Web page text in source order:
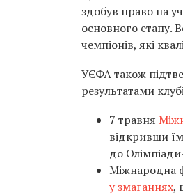
здобув право на
основного етапу.
чемпіонів, які
УЄФА також
результатами
7 травня
відкривши
до
Міжнародна
у змаганнях,